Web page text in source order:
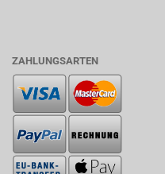
ZAHLUNGSARTEN